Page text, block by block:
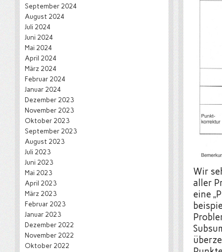
Wir
aller
eine
September 2024
August 2024
Juli 2024
Juni 2024
Mai 2024
April 2024
März 2024
Februar 2024
Januar 2024
Dezember 2023
November 2023
Oktober 2023
September 2023
August 2023
Juli 2023
Juni 2023
Mai 2023
April 2023
März 2023
Februar 2023
Januar 2023
Dezember 2022
November 2022
Oktober 2022